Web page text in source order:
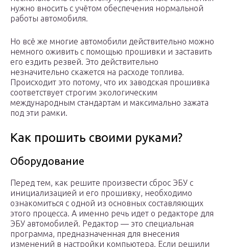
нужно вносить с учётом обеспечения нормальной
работы автомобиля.
Но всё же многие автомобили действительно можно
немного оживить с помощью прошивки и заставить
его ездить резвей. Это действительно
незначительно скажется на расходе топлива.
Происходит это потому, что их заводская прошивка
соответствует строгим экологическим
международным стандартам и максимально зажата
под эти рамки.
Как прошить своими руками?
Оборудование
Перед тем, как решите произвести сброс ЭБУ с
инициализацией и его прошивку, необходимо
ознакомиться с одной из основных составляющих
этого процесса. А именно речь идет о редакторе для
ЭБУ автомобилей. Редактор — это специальная
программа, предназначенная для внесения
изменений в настройки компьютера. Если решили